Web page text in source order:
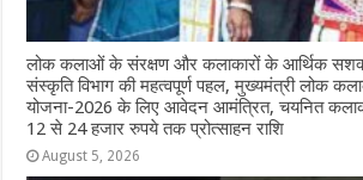
लोक कलाओं के संरक्षण और कलाकारों के आर्थिक
संस्कृति विभाग की महत्वपूर्ण पहल, मुख्यमंत्री लोक
योजना-2026 के लिए आवेदन आमंत्रित, चयनित
12 से 24 हजार रुपये तक प्रोत्साहन राशि
August 5, 2026